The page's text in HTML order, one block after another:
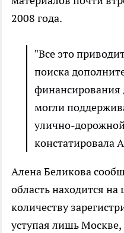
2008 года.
"Все это
поиска
финансирования
могли
улично-
констатировала
Алена Беликова
область находится
количеству
уступая лишь